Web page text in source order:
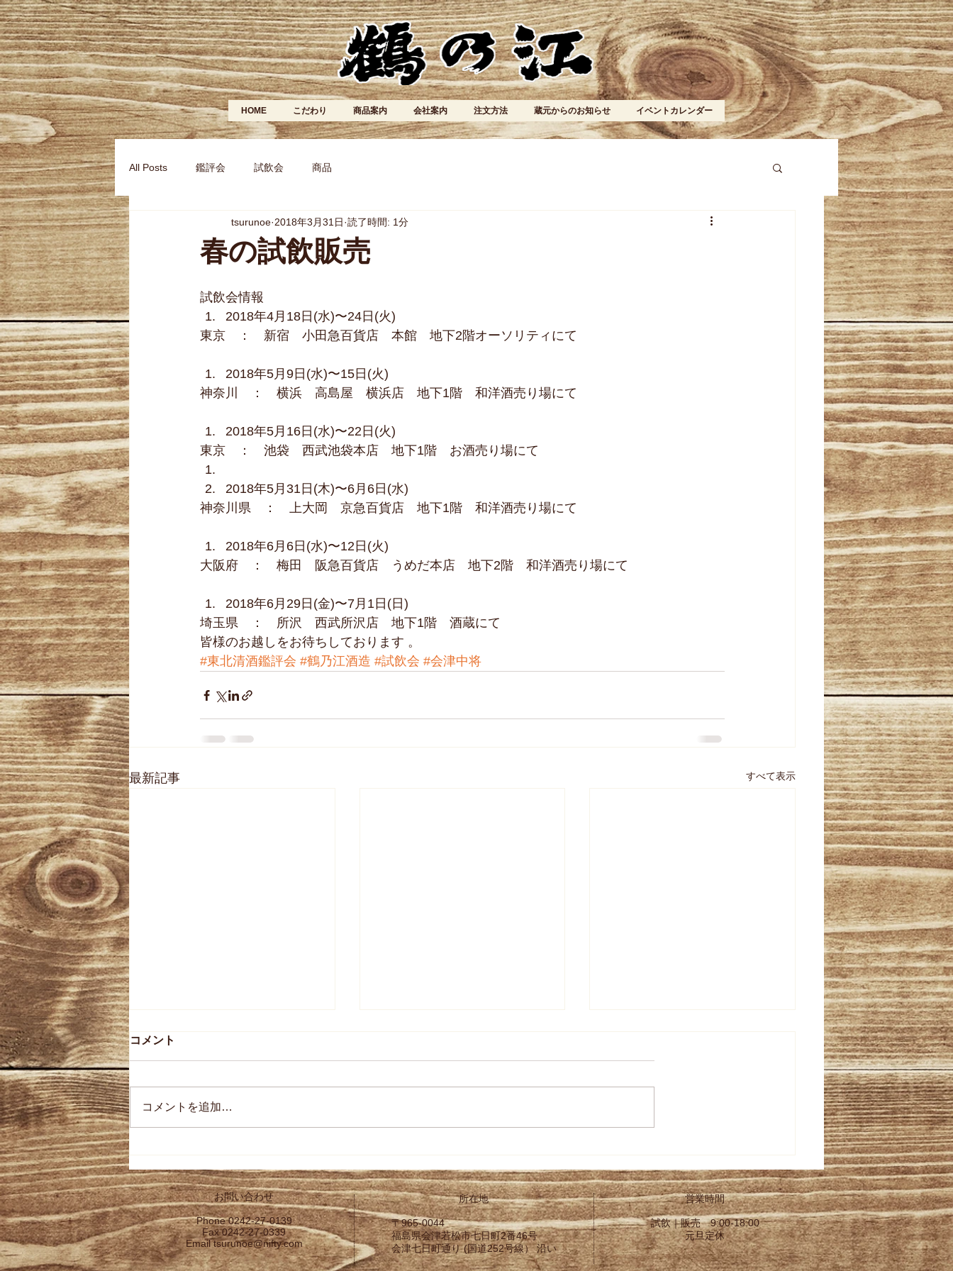
HOME こだわり 商品案内 会社案内 注文方法 蔵元からのお知らせ イベントカレンダー
All Posts 鑑評会 試飲会 商品
春の試飲販売
tsurunoe 2018年3月31日 読了時間: 1分
試飲会情報
2018年4月18日(水)〜24日(火)
東京　：　新宿　小田急百貨店　本館　地下2階オーソリティにて
2018年5月9日(水)〜15日(火)
神奈川　：　横浜　高島屋　横浜店　地下1階　和洋酒売り場にて
2018年5月16日(水)〜22日(火)
東京　：　池袋　西武池袋本店　地下1階　お酒売り場にて
2018年5月31日(木)〜6月6日(水)
神奈川県　：　上大岡　京急百貨店　地下1階　和洋酒売り場にて
2018年6月6日(水)〜12日(火)
大阪府　：　梅田　阪急百貨店　うめだ本店　地下2階　和洋酒売り場にて
2018年6月29日(金)〜7月1日(日)
埼玉県　：　所沢　西武所沢店　地下1階　酒蔵にて
皆様のお越しをお待ちしております 。
#東北清酒鑑評会 #鶴乃江酒造 #試飲会 #会津中将
最新記事 すべて表示
錦】(R7BY)発売のお知らせ
賞受賞酒」発売いたします！
結果
コメント
コメントを追加…
お問い合わせ
Phone 0242-27-0139
Fax 0242-27-0339
Emailtsurunoe@nifty.com
所在地
〒965-0044
福島県会津若松市七日町2番46号
会津七日町通り (国道252号線） 沿い
営業時間
試飲｜販売 9:00-18:00
元旦定休